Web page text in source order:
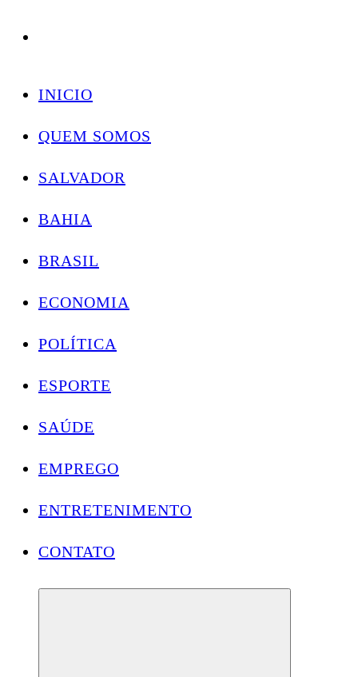
Skip
INICIO
QUEM SOMOS
SALVADOR
BAHIA
BRASIL
ECONOMIA
POLÍTICA
ESPORTE
SAÚDE
EMPREGO
ENTRETENIMENTO
CONTATO